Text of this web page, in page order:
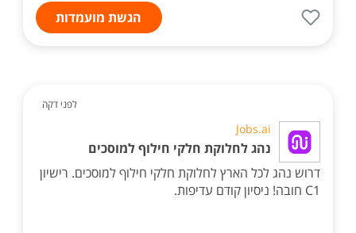
הגשת מועמדות
לפני דקה
Jobs.ai
נהג לחלוקת חלקי חילוף למוסכים
דרוש נהג לכל הארץ לחלוקת חלקי חילוף למוסכים. רישיון
C1 חובה! ניסיון קודם עדיפות.